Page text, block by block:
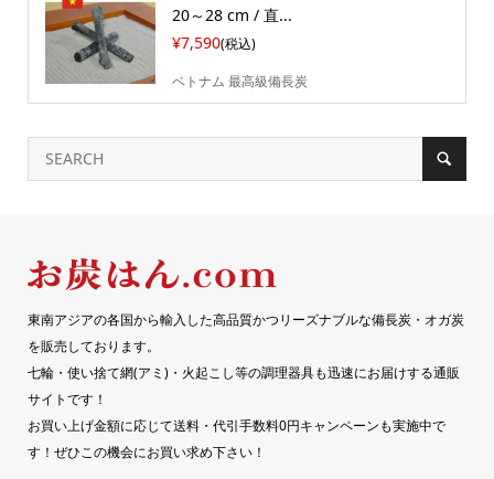
20～28 cm / 直...
¥7,590(税込)
ベトナム 最高級備長炭
東南アジアの各国から輸入した高品質かつリーズナブルな備長炭・オガ炭
を販売しております。
七輪・使い捨て網(アミ)・火起こし等の調理器具も迅速にお届けする通販
サイトです！
お買い上げ金額に応じて送料・代引手数料0円キャンペーンも実施中で
す！ぜひこの機会にお買い求め下さい！